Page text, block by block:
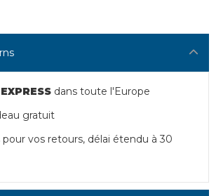
dans toute l'Europe
gratuit
vos retours, délai étendu à 30